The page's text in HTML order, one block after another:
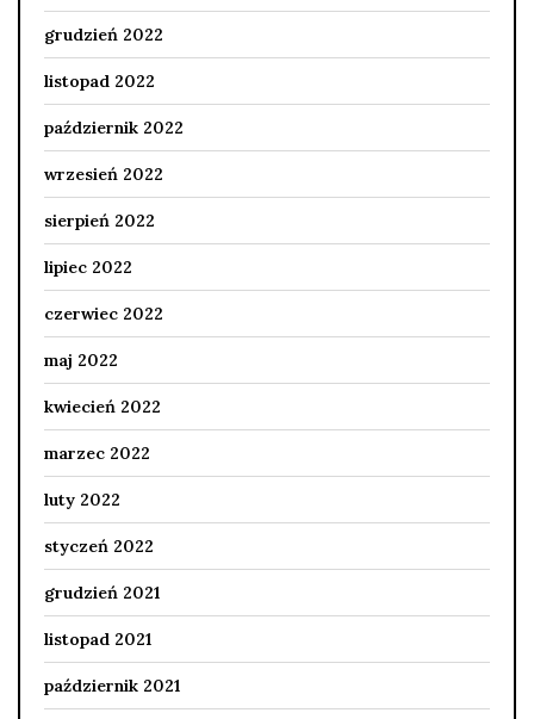
grudzień 2022
listopad 2022
październik 2022
wrzesień 2022
sierpień 2022
lipiec 2022
czerwiec 2022
maj 2022
kwiecień 2022
marzec 2022
luty 2022
styczeń 2022
grudzień 2021
listopad 2021
październik 2021